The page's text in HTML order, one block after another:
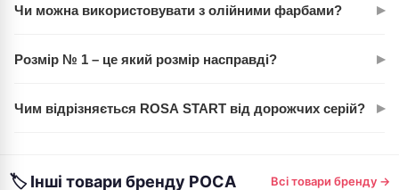
миття відразу після роботи теплою водою. Волос поні
Чи можна використовувати з олійними фарбами? ▸
Для олії потрібні щетинні пензлики.
Розмір № 1 – це який розмір насправді? ▸
тонких ліній. Для широких мазків краще взяти більший
Чим відрізняється ROSA START від дорожчих серій? ▸
логотипу-статусу.
🏷 Інші товари бренду РОСА Всі товари бренду →